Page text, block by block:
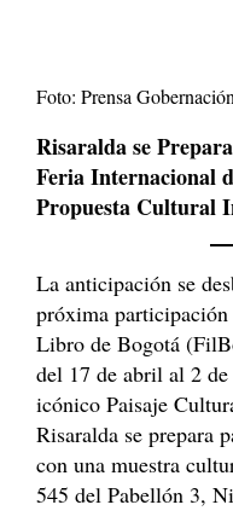
Foto: Prensa
Risaralda se
Feria Internacional
Propuesta Cultural
La anticipación se
próxima
Libro de Bogotá
del 17 de abril al 2
icónico Paisaje
Risaralda se prepara
con una muestra
545 del Pabellón 3,